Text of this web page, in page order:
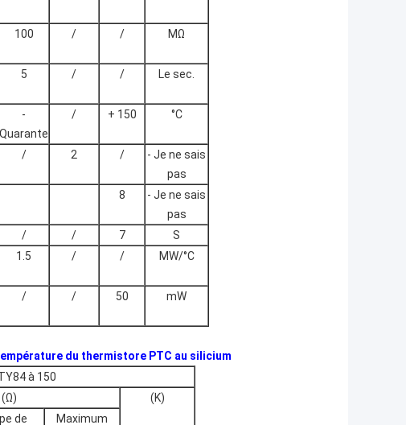
100 / / MΩ
5 / / Le sec.
-
Quarante
/ + 150 °C
/ 2 /
- Je ne sais
pas
8
- Je ne sais
pas
/ / 7
S
1.5 / / MW/°C
/ / 50 mW
du thermistore PTC au silicium
à 150
(Ω)
(K)
de
Maximum